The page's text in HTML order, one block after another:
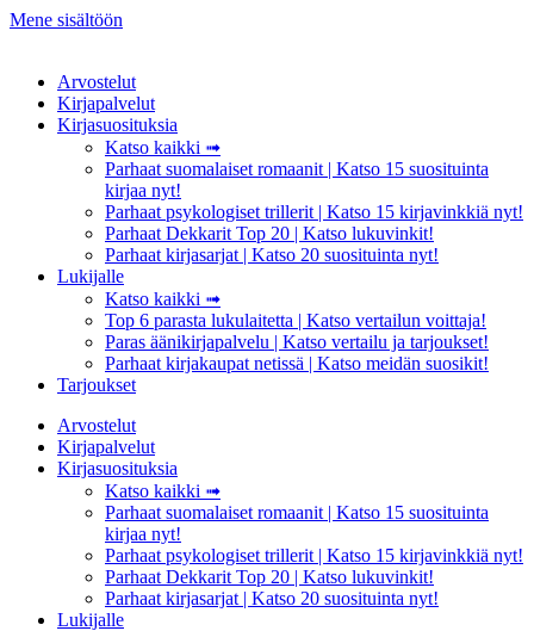
Mene sisältöön
Arvostelut
Kirjapalvelut
Kirjasuosituksia
Katso kaikki ➟
Parhaat suomalaiset romaanit | Katso 15 suosituinta
kirjaa nyt!
Parhaat psykologiset trillerit | Katso 15 kirjavinkkiä nyt!
Parhaat Dekkarit Top 20 | Katso lukuvinkit!
Parhaat kirjasarjat | Katso 20 suosituinta nyt!
Lukijalle
Katso kaikki ➟
Top 6 parasta lukulaitetta | Katso vertailun voittaja!
Paras äänikirjapalvelu | Katso vertailu ja tarjoukset!
Parhaat kirjakaupat netissä | Katso meidän suosikit!
Tarjoukset
Arvostelut
Kirjapalvelut
Kirjasuosituksia
Katso kaikki ➟
Parhaat suomalaiset romaanit | Katso 15 suosituinta
kirjaa nyt!
Parhaat psykologiset trillerit | Katso 15 kirjavinkkiä nyt!
Parhaat Dekkarit Top 20 | Katso lukuvinkit!
Parhaat kirjasarjat | Katso 20 suosituinta nyt!
Lukijalle